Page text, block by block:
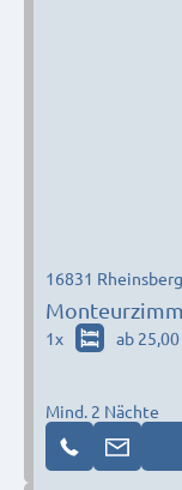
16831 Rheinsberg
1x ab
Mind. 2 Nächte